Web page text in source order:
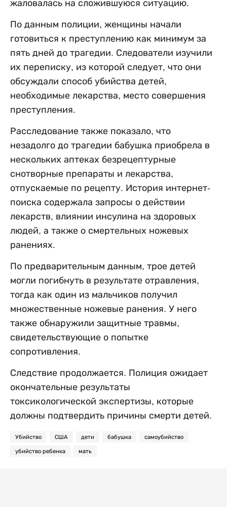
жаловалась на сложившуюся ситуацию.
По данным полиции, женщины начали
готовиться к преступлению как минимум за
пять дней до трагедии. Следователи изучили
их переписку, из которой следует, что они
обсуждали способ убийства детей,
необходимые лекарства, место совершения
преступления.
Расследование также показало, что
незадолго до трагедии бабушка приобрела в
нескольких аптеках безрецептурные
снотворные препараты и лекарства,
отпускаемые по рецепту. История интернет-
поиска содержала запросы о действии
лекарств, влиянии инсулина на здоровых
людей, а также о смертельных ножевых
ранениях.
По предварительным данным, трое детей
могли погибнуть в результате отравления,
тогда как один из мальчиков получил
множественные ножевые ранения. У него
также обнаружили защитные травмы,
свидетельствующие о попытке
сопротивления.
Следствие продолжается. Полиция ожидает
окончательные результаты
токсикологической экспертизы, которые
должны подтвердить причины смерти детей.
Убийство США дети бабушка самоубийство
убийство ребенка мать